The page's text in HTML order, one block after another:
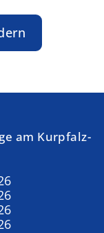
am Kurpfalz-